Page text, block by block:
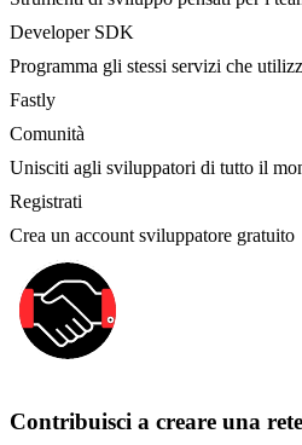
Developer SDK
Programma gli stessi servizi che
Fastly
Comunità
Unisciti agli sviluppatori di tutto il
Registrati
Crea un account sviluppatore gratuito
Contribuisci a creare una